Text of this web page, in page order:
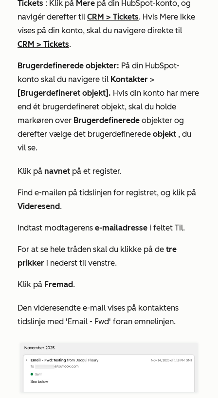
Tickets : Klik på Mere på din HubSpot-konto, og
navigér derefter til CRM > Tickets. Hvis Mere ikke
vises på din konto, skal du navigere direkte til
CRM > Tickets.
Brugerdefinerede objekter: På din HubSpot-
konto skal du navigere til Kontakter >
[Brugerdefineret objekt]. Hvis din konto har mere
end ét brugerdefineret objekt, skal du holde
markøren over Brugerdefinerede objekter og
derefter vælge det brugerdefinerede objekt , du
vil se.
Klik på navnet på et register.
Find e-mailen på tidslinjen for registret, og klik på
Videresend.
Indtast modtagerens e-mailadresse i feltet Til.
For at se hele tråden skal du klikke på de tre
prikker i nederst til venstre.
Klik på Fremad.
Den videresendte e-mail vises på kontaktens
tidslinje med 'Email - Fwd' foran emnelinjen.